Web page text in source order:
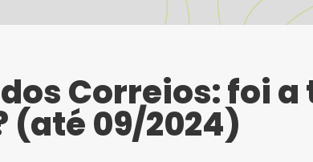
Correios: foi a
(até 09/2024)